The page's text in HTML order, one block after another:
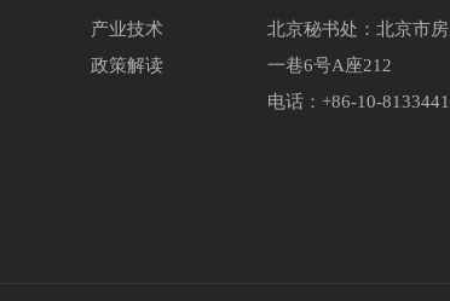
产业技术
政策解读
北京秘书处：北京市
一巷6号A座212
电话：+86-10-